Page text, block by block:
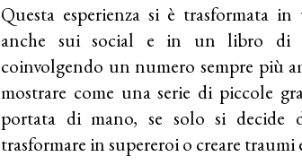
Questa esperienza si è trasformata
anche sui social e in un libro di
coinvolgendo un numero sempre più
mostrare come una serie di piccole
portata di mano, se solo si decide
trasformare in supereroi o creare